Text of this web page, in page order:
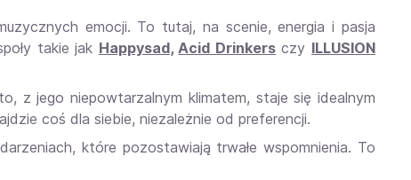
emocji. To tutaj, na scenie, energia i pasja
takie jak Happysad,Acid Drinkersczy ILLUSION
z jego niepowtarzalnym klimatem, staje się idealnym
coś dla siebie, niezależnie od preferencji.
które pozostawiają trwałe wspomnienia. To